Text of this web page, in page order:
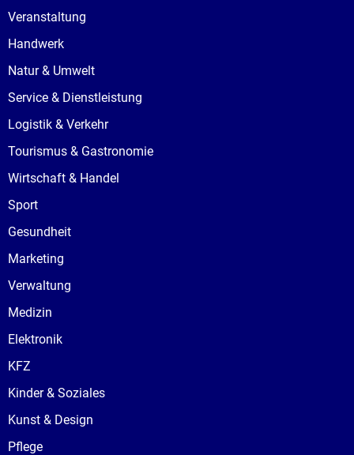
Veranstaltung
Handwerk
Natur & Umwelt
Service & Dienstleistung
Logistik & Verkehr
Tourismus & Gastronomie
Wirtschaft & Handel
Sport
Gesundheit
Marketing
Verwaltung
Medizin
Elektronik
KFZ
Kinder & Soziales
Kunst & Design
Pflege